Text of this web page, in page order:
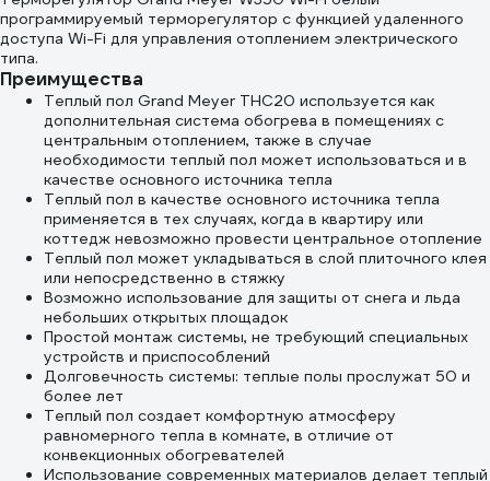
программируемый терморегулятор с функцией удаленного
доступа Wi-Fi для управления отоплением электрического
типа.
Преимущества
Теплый пол Grand Meyer THC20 используется как
дополнительная система обогрева в помещениях с
центральным отоплением, также в случае
необходимости теплый пол может использоваться и в
качестве основного источника тепла
Теплый пол в качестве основного источника тепла
применяется в тех случаях, когда в квартиру или
коттедж невозможно провести центральное отопление
Теплый пол может укладываться в слой плиточного клея
или непосредственно в стяжку
Возможно использование для защиты от снега и льда
небольших открытых площадок
Простой монтаж системы, не требующий специальных
устройств и приспособлений
Долговечность системы: теплые полы прослужат 50 и
более лет
Теплый пол создает комфортную атмосферу
равномерного тепла в комнате, в отличие от
конвекционных обогревателей
Использование современных материалов делает теплый